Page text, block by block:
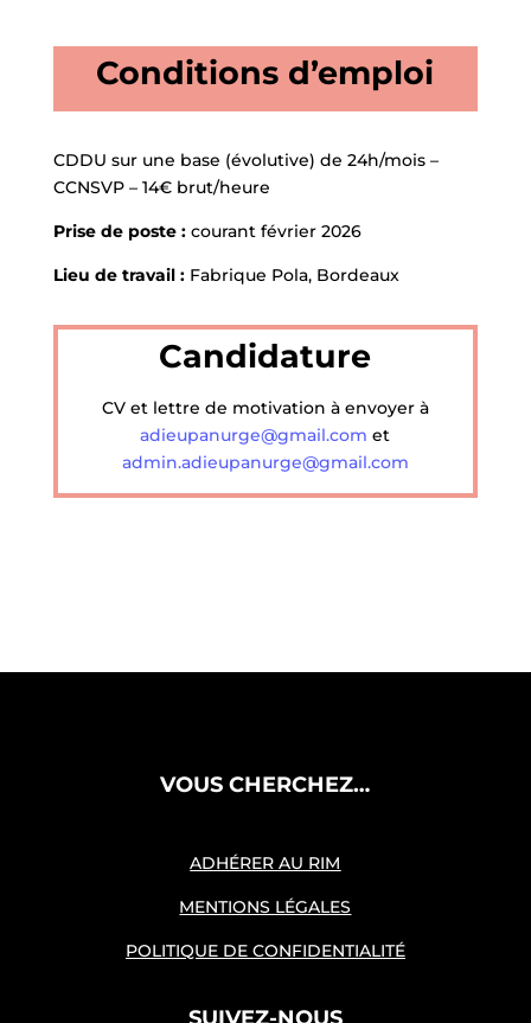
Conditions d’emploi
CDDU sur une base (évolutive) de 24h/mois –
CCNSVP – 14€ brut/heure
Prise de poste :courant février 2026
Lieu de travail :Fabrique Pola, Bordeaux
Candidature
CV et lettre de motivation à envoyer à
adieupanurge@gmail.com et
admin.adieupanurge@gmail.com
VOUS CHERCHEZ…
ADHÉRER AU RIM
MENTIONS LÉGALES
POLITIQUE DE CONFIDENTIALITÉ
SUIVEZ-NOUS